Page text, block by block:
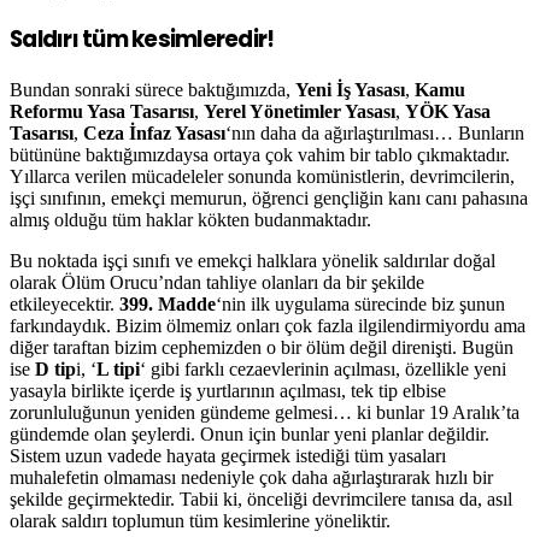
Saldırı tüm kesimleredir!
Bundan sonraki sürece baktığımızda, Yeni İş Yasası, Kamu
Reformu Yasa Tasarısı, Yerel Yönetimler Yasası, YÖK Yasa
Tasarısı, Ceza İnfaz Yasası‘nın daha da ağırlaştırılması… Bunların
bütününe baktığımızdaysa ortaya çok vahim bir tablo çıkmaktadır.
Yıllarca verilen mücadeleler sonunda komünistlerin, devrimcilerin,
işçi sınıfının, emekçi memurun, öğrenci gençliğin kanı canı pahasına
almış olduğu tüm haklar kökten budanmaktadır.
Bu noktada işçi sınıfı ve emekçi halklara yönelik saldırılar doğal
olarak Ölüm Orucu’ndan tahliye olanları da bir şekilde
etkileyecektir. 399. Madde‘nin ilk uygulama sürecinde biz şunun
farkındaydık. Bizim ölmemiz onları çok fazla ilgilendirmiyordu ama
diğer taraftan bizim cephemizden o bir ölüm değil direnişti. Bugün
ise D tipi, ‘L tipi‘ gibi farklı cezaevlerinin açılması, özellikle yeni
yasayla birlikte içerde iş yurtlarının açılması, tek tip elbise
zorunluluğunun yeniden gündeme gelmesi… ki bunlar 19 Aralık’ta
gündemde olan şeylerdi. Onun için bunlar yeni planlar değildir.
Sistem uzun vadede hayata geçirmek istediği tüm yasaları
muhalefetin olmaması nedeniyle çok daha ağırlaştırarak hızlı bir
şekilde geçirmektedir. Tabii ki, önceliği devrimcilere tanısa da, asıl
olarak saldırı toplumun tüm kesimlerine yöneliktir.